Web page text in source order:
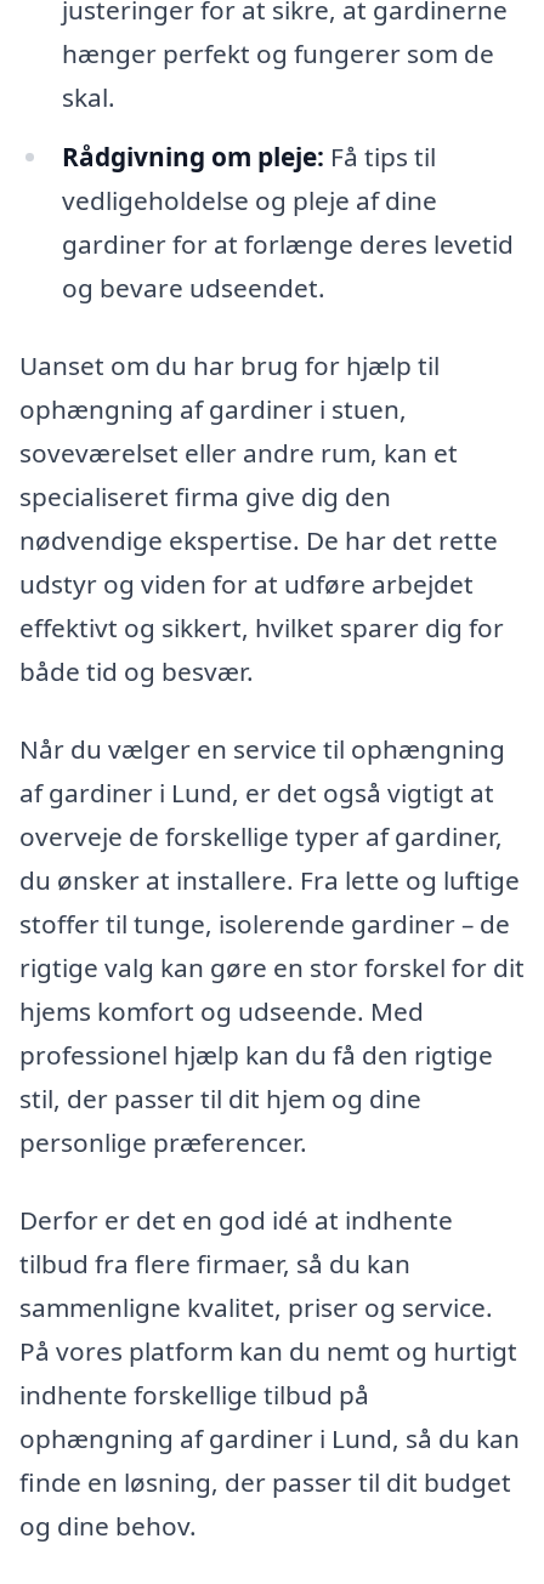
justeringer for at sikre, at gardinerne
hænger perfekt og fungerer som de
skal.
Rådgivning om pleje: Få tips til
vedligeholdelse og pleje af dine
gardiner for at forlænge deres levetid
og bevare udseendet.
Uanset om du har brug for hjælp til
ophængning af gardiner i stuen,
soveværelset eller andre rum, kan et
specialiseret firma give dig den
nødvendige ekspertise. De har det rette
udstyr og viden for at udføre arbejdet
effektivt og sikkert, hvilket sparer dig for
både tid og besvær.
Når du vælger en service til ophængning
af gardiner i Lund, er det også vigtigt at
overveje de forskellige typer af gardiner,
du ønsker at installere. Fra lette og luftige
stoffer til tunge, isolerende gardiner – de
rigtige valg kan gøre en stor forskel for dit
hjems komfort og udseende. Med
professionel hjælp kan du få den rigtige
stil, der passer til dit hjem og dine
personlige præferencer.
Derfor er det en god idé at indhente
tilbud fra flere firmaer, så du kan
sammenligne kvalitet, priser og service.
På vores platform kan du nemt og hurtigt
indhente forskellige tilbud på
ophængning af gardiner i Lund, så du kan
finde en løsning, der passer til dit budget
og dine behov.